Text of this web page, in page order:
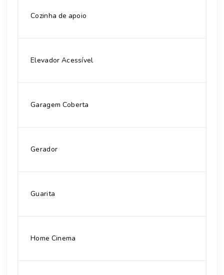
Cozinha de apoio
Elevador Acessível
Garagem Coberta
Gerador
Guarita
Home Cinema